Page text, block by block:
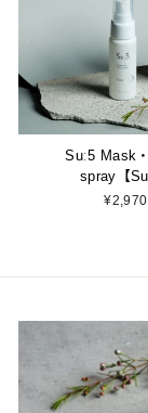
Suː5 Mask
spray【
¥2,970